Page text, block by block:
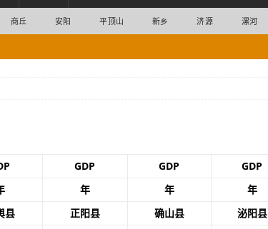
商丘 安阳 平顶山 新乡 济源 漯河
GDP GDP GDP
年 年 年
县 正阳县 确山县 泌阳县